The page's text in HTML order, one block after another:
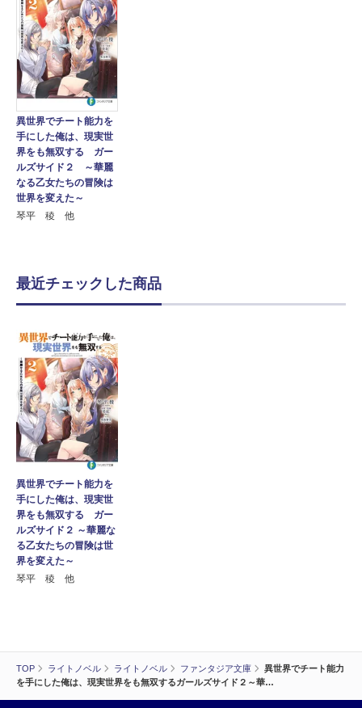
TOP ライトノベル ライトノベル ファンタジア文庫
異世界でチート能力
を手にした俺は、現実世界をも無双するガールズサイド２～華…
異世界でチート能力を
手にした俺は、現実世
界をも無双する ガー
ルズサイド２ ～華麗
なる乙女たちの冒険は
世界を変えた～
琴平 稜 他
最近チェックした商品
異世界でチート能力を
手にした俺は、現実世
界をも無双する ガー
ルズサイド２ ～華麗な
る乙女たちの冒険は世
界を変えた～
琴平 稜 他